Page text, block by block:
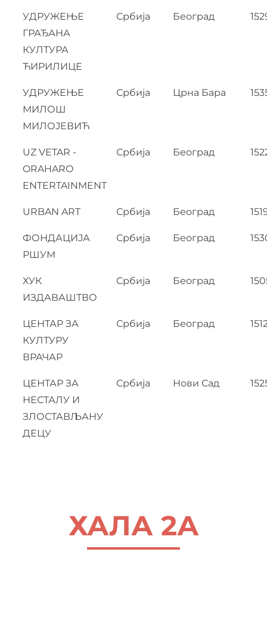
УДРУЖЕЊЕ
ГРАЂАНА
КУЛТУРА
ЋИРИЛИЦЕ
Србија Београд
УДРУЖЕЊЕ
МИЛОШ
МИЛОЈЕВИЋ
Србија Црна Бара
UZ VETAR -
ORAHARO
ENTERTAINMENT
Србија Београд
URBAN ART Србија Београд
ФОНДАЦИЈА
РШУМ
Србија Београд
ХУК
ИЗДАВАШТВО
Србија Београд
ЦЕНТАР ЗА
КУЛТУРУ
ВРАЧАР
Србија Београд
ЦЕНТАР ЗА
НЕСТАЛУ И
ЗЛОСТАВЉАНУ
ДЕЦУ
Србија Нови Сад
ХАЛА 2А